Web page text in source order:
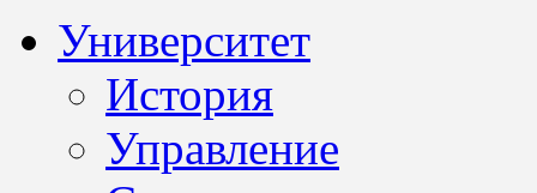
Университет
История
Управление